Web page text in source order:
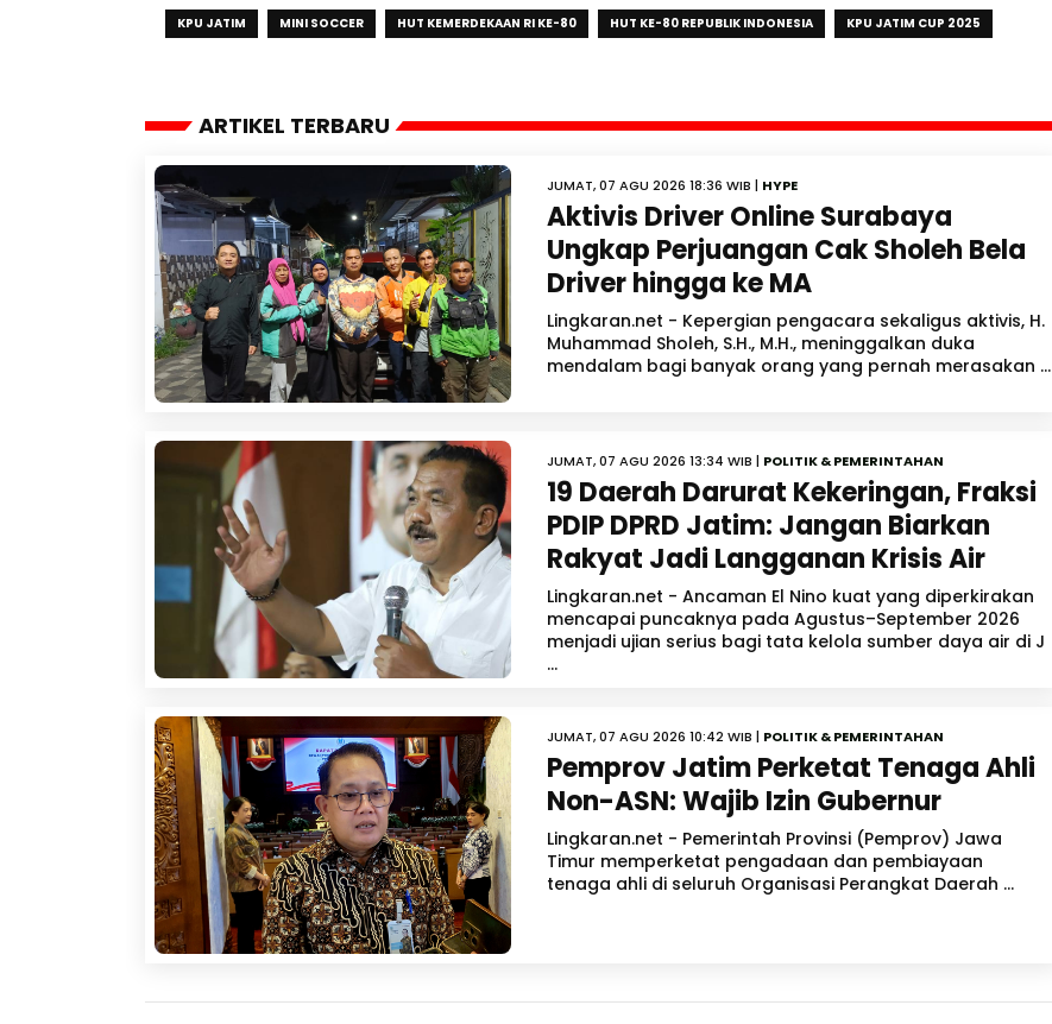
KPU JATIM MINI SOCCER HUT KEMERDEKAAN RI KE-80 HUT KE-80 REPUBLIK INDONESIA KPU JATIM CUP 2025
ARTIKEL TERBARU
JUMAT, 07 AGU 2026 18:36 WIB | HYPE
Aktivis Driver Online Surabaya
Ungkap Perjuangan Cak Sholeh Bela
Driver hingga ke MA
Lingkaran.net - Kepergian pengacara sekaligus aktivis, H.
Muhammad Sholeh, S.H., M.H., meninggalkan duka
mendalam bagi banyak orang yang pernah merasakan ...
JUMAT, 07 AGU 2026 13:34 WIB | POLITIK & PEMERINTAHAN
19 Daerah Darurat Kekeringan, Fraksi
PDIP DPRD Jatim: Jangan Biarkan
Rakyat Jadi Langganan Krisis Air
Lingkaran.net - Ancaman El Nino kuat yang diperkirakan
mencapai puncaknya pada Agustus–September 2026
menjadi ujian serius bagi tata kelola sumber daya air di J
...
JUMAT, 07 AGU 2026 10:42 WIB | POLITIK & PEMERINTAHAN
Pemprov Jatim Perketat Tenaga Ahli
Non-ASN: Wajib Izin Gubernur
Lingkaran.net - Pemerintah Provinsi (Pemprov) Jawa
Timur memperketat pengadaan dan pembiayaan
tenaga ahli di seluruh Organisasi Perangkat Daerah ...